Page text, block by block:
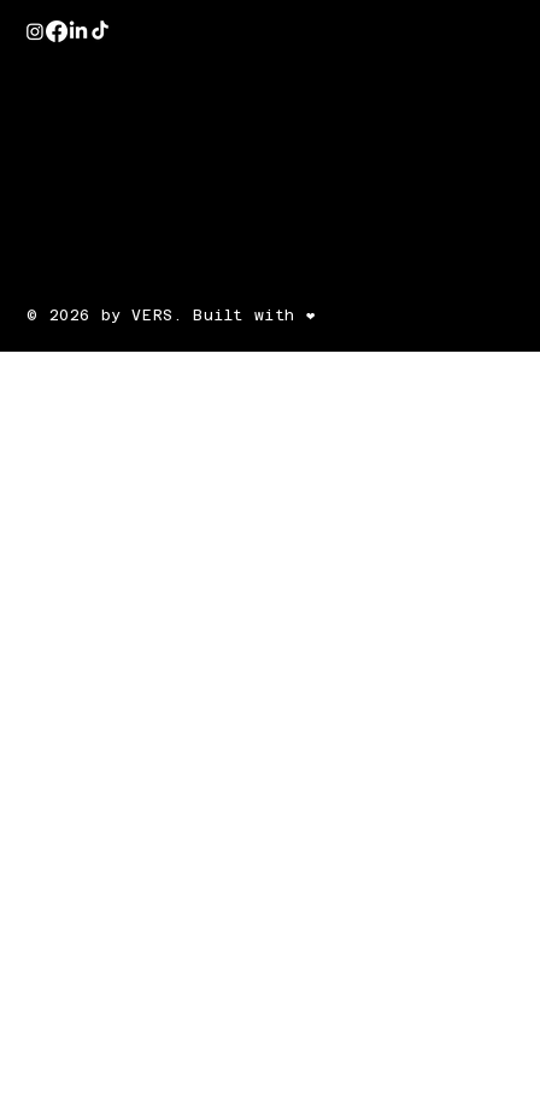
© 2026 by VERS. Built with ❤️